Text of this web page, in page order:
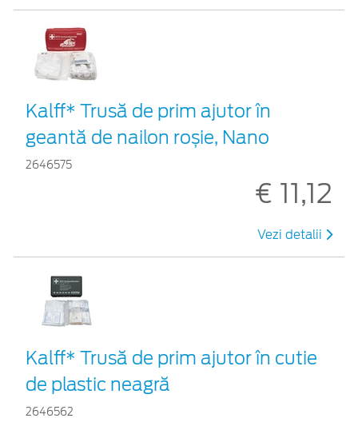
Kalff* Trusă de prim ajutor în
geantă de nailon roșie, Nano
2646575
€ 11,12
Vezi detalii
Kalff* Trusă de prim ajutor în cutie
de plastic neagră
2646562